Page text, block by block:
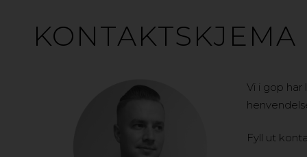
KONTAKTSKJEMA
Vi i gop
Fyll ut